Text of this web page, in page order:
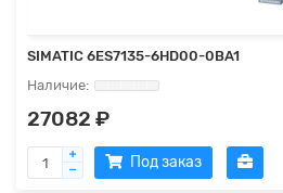
SIMATIC 6ES7135-6HD00-0BA1
27082 ₽
Под заказ